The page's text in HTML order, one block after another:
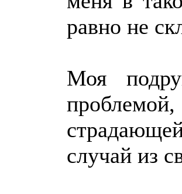
равно не
Моя
случай из